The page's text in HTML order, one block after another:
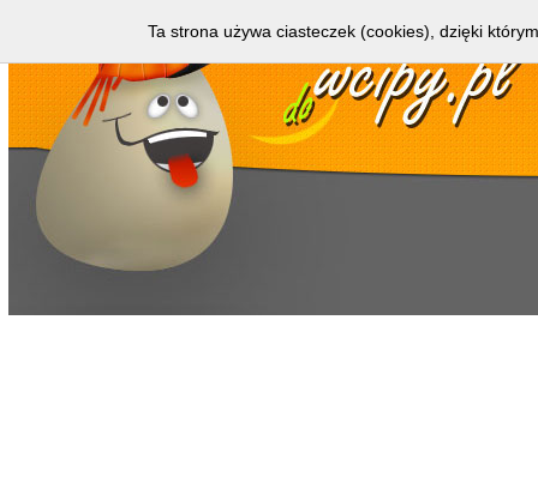
Ta strona używa ciasteczek (cookies), dzięki